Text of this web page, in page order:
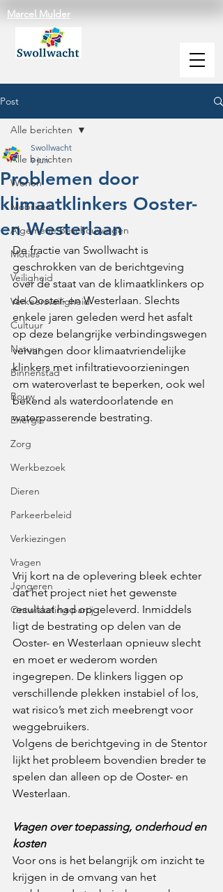
Marcel Mulder
Post
Alle berichten
Wonen
Mobiliteit
Algemene Beschouwingen
Moties
Veiligheid
Verkeersveiligheid
Cultuur
Natuur
Binnenstad
Bouw
Energie
Zorg
Werkbezoek
Dieren
Parkeerbeleid
Verkiezingen
Vragen
Jongeren
Ontwikkeling partij
Alle berichten
Problemen door
klimaatklinkers Ooster-
en Westerlaan
Swollwacht
9 jun
De fractie van Swollwacht is
geschrokken van de berichtgeving
over de staat van de klimaatklinkers op
de Ooster- en Westerlaan. Slechts
enkele jaren geleden werd het asfalt
op deze belangrijke verbindingswegen
vervangen door klimaatvriendelijke
klinkers met infiltratievoorzieningen
om wateroverlast te beperken, ook wel
bekend als waterdoorlatende en
waterpasserende bestrating.
Vrij kort na de oplevering bleek echter
dat het project niet het gewenste
resultaat had opgeleverd. Inmiddels
ligt de bestrating op delen van de
Ooster- en Westerlaan opnieuw slecht
en moet er wederom worden
ingegrepen. De klinkers liggen op
verschillende plekken instabiel of los,
wat risico’s met zich meebrengt voor
weggebruikers.
Volgens de berichtgeving in de Stentor
lijkt het probleem bovendien breder te
spelen dan alleen op de Ooster- en
Westerlaan.
Vragen over toepassing, onderhoud en
kosten
Voor ons is het belangrijk om inzicht te
krijgen in de omvang van het